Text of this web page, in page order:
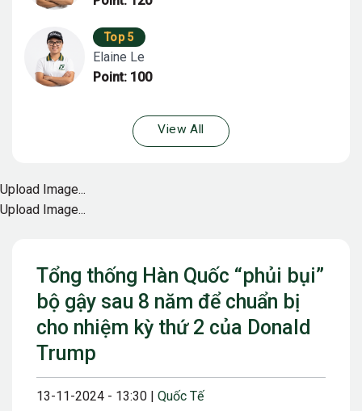
Tổng thống Hàn Quốc “phủi bụi”
bộ gậy sau 8 năm để chuẩn bị
cho nhiệm kỳ thứ 2 của Donald
Trump
13-11-2024 - 13:30 | Quốc Tế
Top 5
Elaine Le
Point: 100
View All
Upload Image...
Upload Image...